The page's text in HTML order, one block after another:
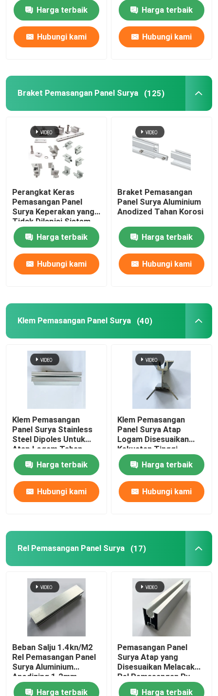
Tentang kami
Kontrol kualitas
Permintaan Penawaran
Braket Pemasangan Panel Surya
Klem Pemasangan Panel Surya
Rel Pemasangan Panel Surya
Penjepit Tengah Panel Surya
Penjepit Ujung Panel Surya
Kit Sambungan Rel
Kait Atap Surya
Talang Atap Metal
Baki Kabel Galvanis
Harga terbaik
Hubungi kami
Harga terbaik
Hubungi kami
Braket Pemasangan Panel Surya (125)
Perangkat Keras
Pemasangan Panel
Surya Keperakan yang
Tidak Dilapisi Sistem
Pemasangan Surya
Tanah Aluminium
Harga terbaik
Hubungi kami
Braket Pemasangan
Panel Surya Aluminium
Anodized Tahan Korosi
Harga terbaik
Hubungi kami
Klem Pemasangan Panel Surya (40)
Klem Pemasangan
Panel Surya Stainless
Steel Dipoles Untuk
Atap Logam Tahan
Karat
Harga terbaik
Hubungi kami
Klem Pemasangan
Panel Surya Atap
Logam Disesuaikan
Kekuatan Tinggi
Harga terbaik
Hubungi kami
Rel Pemasangan Panel Surya (17)
Beban Salju 1.4kn/M2
Rel Pemasangan Panel
Surya Aluminium
Anodizing 1.2mm
Harga terbaik
Pemasangan Panel
Surya Atap yang
Disesuaikan Melacak
Rel Pemasangan Pv
Surya Tahan Karat
Harga terbaik